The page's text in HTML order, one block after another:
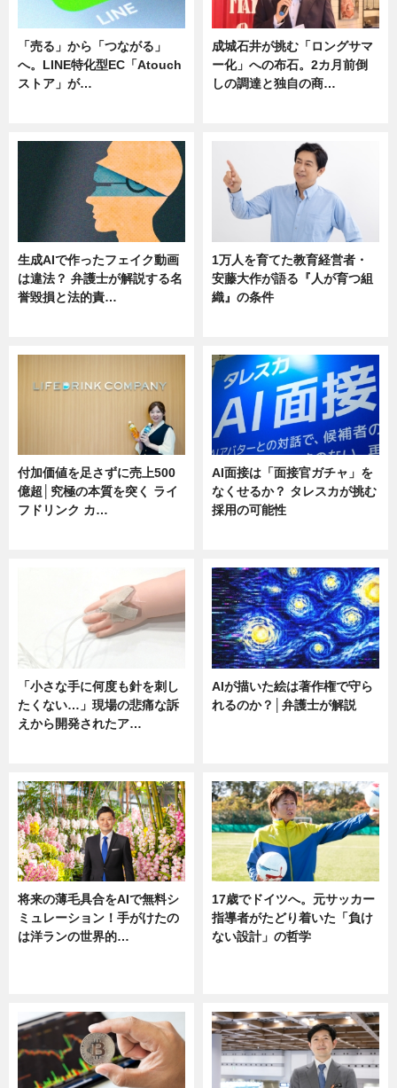
「売る」から「つながる」
へ。LINE特化型EC「Atouch
ストア」が…
成城石井が挑む「ロングサマ
ー化」への布石。2カ月前倒
しの調達と独自の商…
生成AIで作ったフェイク動画
は違法？ 弁護士が解説する名
誉毀損と法的責…
1万人を育てた教育経営者・
安藤大作が語る『人が育つ組
織』の条件
付加価値を足さずに売上500
億超│究極の本質を突く ライ
フドリンク カ…
AI面接は「面接官ガチャ」を
なくせるか？ タレスカが挑む
採用の可能性
「小さな手に何度も針を刺し
たくない…」現場の悲痛な訴
えから開発されたア…
AIが描いた絵は著作権で守ら
れるのか？│弁護士が解説
将来の薄毛具合をAIで無料シ
ミュレーション！手がけたの
は洋ランの世界的…
17歳でドイツへ。元サッカー
指導者がたどり着いた「負け
ない設計」の哲学